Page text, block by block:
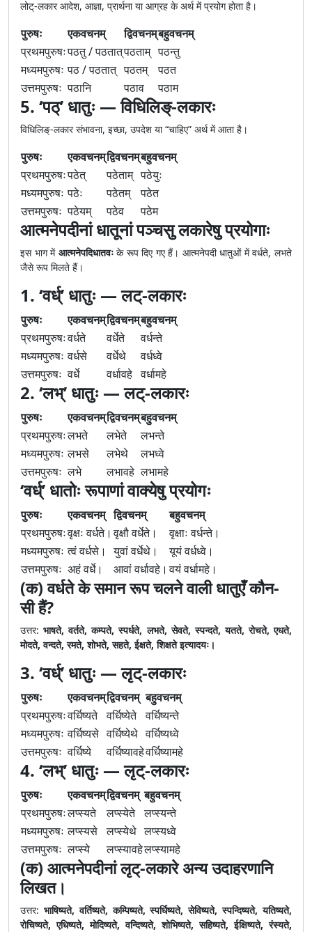
लोट्-लकार आदेश, आज्ञा, प्रार्थना या आग्रह के अर्थ में प्रयोग होता है।
पुरुषः एकवचनम् द्विवचनम्बहुवचनम्
प्रथमपुरुषःपठतु / पठतात्पठताम् पठन्तु
मध्यमपुरुषः पठ / पठतात् पठतम्
पठत
उत्तमपुरुषः पठानि पठाव पठाम
5. ‘पठ्’ धातुः — विधिलिङ्-लकारः
विधिलिङ्-लकार संभावना, इच्छा, उपदेश या “चाहिए” अर्थ में आता है।
पुरुषः एकवचनम्द्विवचनम्बहुवचनम्
प्रथमपुरुषःपठेत् पठेताम् पठेयुः
मध्यमपुरुषः पठेः पठेतम्
पठेत
उत्तमपुरुषः पठेयम् पठेव पठेम
आत्मनेपदीनां धातूनां पञ्चसु लकारेषु प्रयोगाः
इस भाग में आत्मनेपदिधातवःके रूप दिए गए हैं। आत्मनेपदी धातुओं में वर्धते, लभते
जैसे रूप मिलते हैं।
1. ‘वर्ध्’ धातुः — लट्-लकारः
पुरुषः एकवचनम्द्विवचनम्बहुवचनम्
प्रथमपुरुषःवर्धते वर्धेते
वर्धन्ते
मध्यमपुरुषः वर्धसे वर्धेथे
वर्धध्वे
उत्तमपुरुषः वर्धे वर्धावहे वर्धामहे
2. ‘लभ्’ धातुः — लट्-लकारः
पुरुषः एकवचनम्द्विवचनम्बहुवचनम्
प्रथमपुरुषःलभते लभेते
लभन्ते
मध्यमपुरुषः लभसे लभेथे
लभध्वे
उत्तमपुरुषः लभे लभावहे लभामहे
‘वर्ध्’ धातोः रूपाणां वाक्येषु प्रयोगः
पुरुषः एकवचनम् द्विवचनम्
बहुवचनम्
प्रथमपुरुषःवृक्षः वर्धते। वृक्षौ वर्धेते।
वृक्षाः वर्धन्ते।
मध्यमपुरुषः त्वं वर्धसे। युवां वर्धेथे।
यूयं वर्धध्वे।
उत्तमपुरुषः अहं वर्धे। आवां वर्धावहे। वयं वर्धामहे।
(क) वर्धते के समान रूप चलने वाली धातुएँ कौन-
सी हैं?
उत्तर:भाषते, वर्तते, कम्पते, स्पर्धते, लभते, सेवते, स्पन्दते, यतते, रोचते, एधते,
मोदते, वन्दते, रमते, शोभते, सहते, ईक्षते, शिक्षते इत्यादयः।
3. ‘वर्ध्’ धातुः — लृट्-लकारः
पुरुषः एकवचनम्द्विवचनम् बहुवचनम्
प्रथमपुरुषःवर्धिष्यते वर्धिष्येते वर्धिष्यन्ते
मध्यमपुरुषः वर्धिष्यसे वर्धिष्येथे वर्धिष्यध्वे
उत्तमपुरुषः वर्धिष्ये वर्धिष्यावहेवर्धिष्यामहे
4. ‘लभ्’ धातुः — लृट्-लकारः
पुरुषः एकवचनम्द्विवचनम् बहुवचनम्
प्रथमपुरुषःलप्स्यते लप्स्येते लप्स्यन्ते
मध्यमपुरुषः लप्स्यसे लप्स्येथे लप्स्यध्वे
उत्तमपुरुषः लप्स्ये लप्स्यावहेलप्स्यामहे
(क) आत्मनेपदीनां लृट्-लकारे अन्य उदाहरणानि
लिखत।
उत्तर: भाषिष्यते, वर्तिष्यते, कम्पिष्यते, स्पर्धिष्यते, सेविष्यते, स्पन्दिष्यते, यतिष्यते,
रोचिष्यते, एधिष्यते, मोदिष्यते, वन्दिष्यते, शोभिष्यते, सहिष्यते, ईक्षिष्यते, रंस्यते,